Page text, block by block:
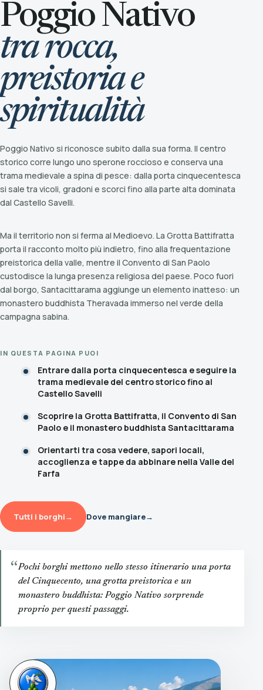
Poggio Nativo
tra rocca,
preistoria e
spiritualità
Poggio Nativo si riconosce subito dalla sua forma. Il centro
storico corre lungo uno sperone roccioso e conserva una
trama medievale a spina di pesce: dalla porta cinquecentesca
si sale tra vicoli, gradoni e scorci fino alla parte alta dominata
dal Castello Savelli.
Ma il territorio non si ferma al Medioevo. La Grotta Battifratta
porta il racconto molto più indietro, fino alla frequentazione
preistorica della valle, mentre il Convento di San Paolo
custodisce la lunga presenza religiosa del paese. Poco fuori
dal borgo, Santacittarama aggiunge un elemento inatteso: un
monastero buddhista Theravada immerso nel verde della
campagna sabina.
IN QUESTA PAGINA PUOI
Entrare dalla porta cinquecentesca e seguire la
trama medievale del centro storico fino al
Castello Savelli
Scoprire la Grotta Battifratta, il Convento di San
Paolo e il monastero buddhista Santacittarama
Orientarti tra cosa vedere, sapori locali,
accoglienza e tappe da abbinare nella Valle del
Farfa
Tutti i borghi→ Dove mangiare→
“Pochi borghi mettono nello stesso itinerario una porta
del Cinquecento, una grotta preistorica e un
monastero buddhista: Poggio Nativo sorprende
proprio per questi passaggi.